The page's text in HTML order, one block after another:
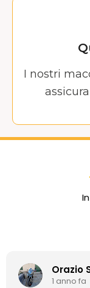
I nostri
Orazio
1 anno fa